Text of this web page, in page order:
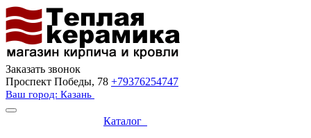
Заказать звонок
Проспект Победы, 78 +79376254747
Ваш город: Казань
Каталог